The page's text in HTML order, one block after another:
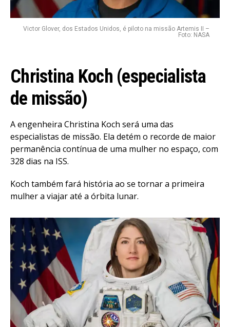
Victor Glover, dos Estados Unidos, é piloto na missão Artemis II –
Foto: NASA
Christina Koch (especialista
de missão)
A engenheira Christina Koch será uma das
especialistas de missão. Ela detém o recorde de maior
permanência contínua de uma mulher no espaço, com
328 dias na ISS.
Koch também fará história ao se tornar a primeira
mulher a viajar até a órbita lunar.